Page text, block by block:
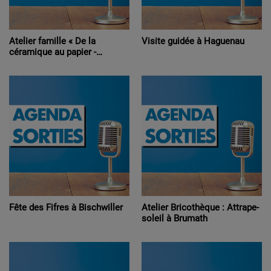
Atelier famille « De la
céramique au papier -
Haguenau
Visite guidée à Haguenau
Fête des Fifres à Bischwiller
Atelier Bricothèque : Attrape-
soleil à Brumath